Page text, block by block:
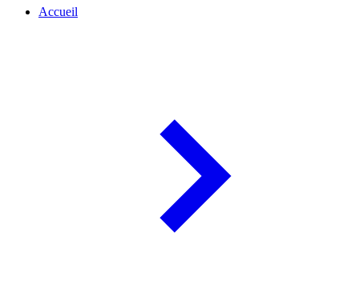
Accueil